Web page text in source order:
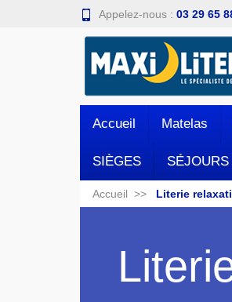
Appelez-nous : 03 29 65
Accueil Matelas
SIÈGES SÉJOURS
Accueil Literie